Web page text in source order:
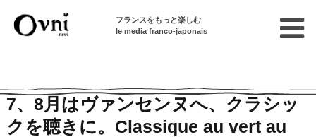
フランスをもっと楽しむ
le media franco-japonais
7、8月はヴァンセンヌへ、クラシッ
クを聴きに。Classique au vert au